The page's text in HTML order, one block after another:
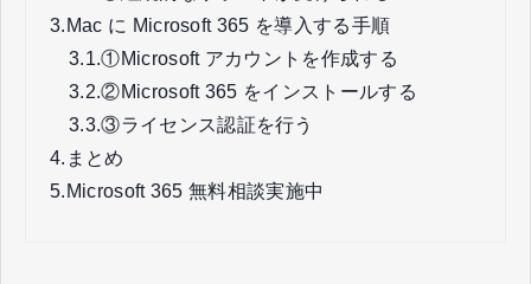
3. Mac に Microsoft 365 を導入する手順
3.1.①Microsoft アカウントを作成する
3.2.②Microsoft 365 をインストールする
3.3.③ライセンス認証を行う
4. まとめ
5. Microsoft 365 無料相談実施中